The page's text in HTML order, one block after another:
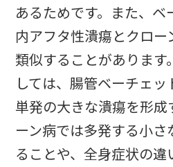
あるためです。また、
内アフタ性潰瘍とクロ
類似することがあります
しては、腸管ベーチェ
単発の大きな潰瘍を形
ーン病では多発する小
ることや、全身症状の